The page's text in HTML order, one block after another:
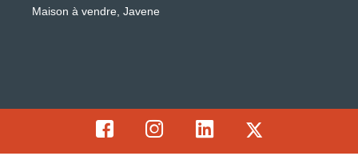
Maison à vendre, Javene